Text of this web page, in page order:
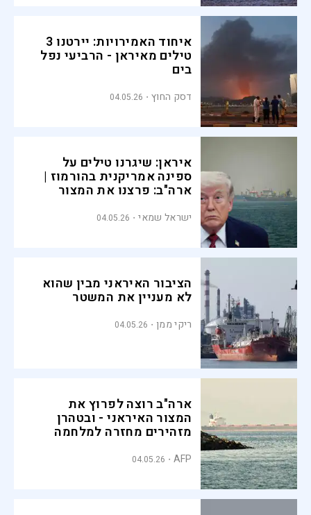
איחוד האמירויות: יירטנו 3
טילים מאיראן - הרביעי נפל
בים
דסק החוץ 04.05.26
איראן: שיגרנו טילים על
ספינה אמריקנית בהורמוז |
ארה"ב: פרצנו את המצור
ישראל שמאי 04.05.26
הציבור האיראני מבין שהוא
לא מעניין את המשטר
ריקי ממן 04.05.26
ארה"ב רוצה לפרוץ את
המצור האיראני - ובטהרן
מזהירים מחזרה למלחמה
AFP
04.05.26